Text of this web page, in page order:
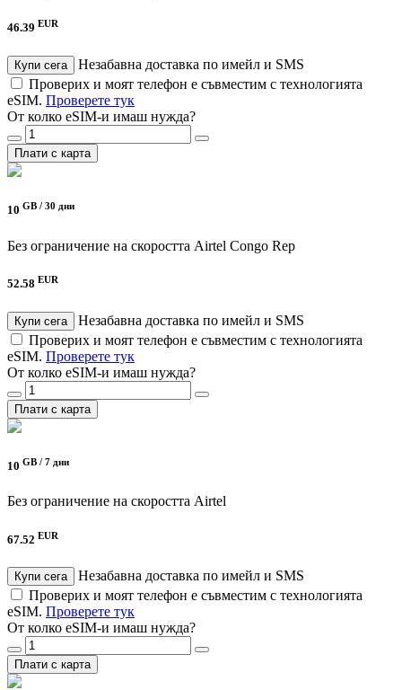
46.39 EUR
Купи сега
Незабавна доставка по имейл и SMS
Проверих и моят телефон е съвместим с технологията
eSIM. Проверете тук
От колко eSIM-и имаш нужда?
Плати с карта
10 GB / 30 дни
Без ограничение на скоростта Airtel Congo Rep
52.58 EUR
Купи сега
Незабавна доставка по имейл и SMS
Проверих и моят телефон е съвместим с технологията
eSIM. Проверете тук
От колко eSIM-и имаш нужда?
Плати с карта
10 GB / 7 дни
Без ограничение на скоростта Airtel
67.52 EUR
Купи сега
Незабавна доставка по имейл и SMS
Проверих и моят телефон е съвместим с технологията
eSIM. Проверете тук
От колко eSIM-и имаш нужда?
Плати с карта